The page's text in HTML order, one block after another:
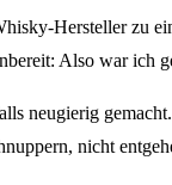
Hersteller zu
Also war ich
neugierig
nicht